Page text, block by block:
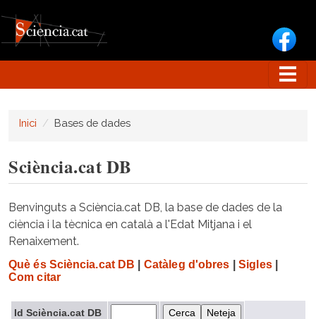
Inici Bases de dades
Sciència.cat DB
Benvinguts a Sciència.cat DB, la base de dades de la
ciència i la tècnica en català a l'Edat Mitjana i el
Renaixement.
Què és Sciència.cat DB Catàleg d'obres Sigles|
Com citar
Id Sciència.cat DB